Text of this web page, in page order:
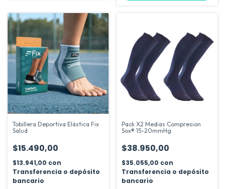
Tobillera Deportiva Elástica Fix
Salud
$15.490,00
$13.941,00 con
Transferencia o depósito
bancario
Pack X2 Medias Compresion
Sox® 15-20mmHg
$38.950,00
$35.055,00 con
Transferencia o depósito
bancario